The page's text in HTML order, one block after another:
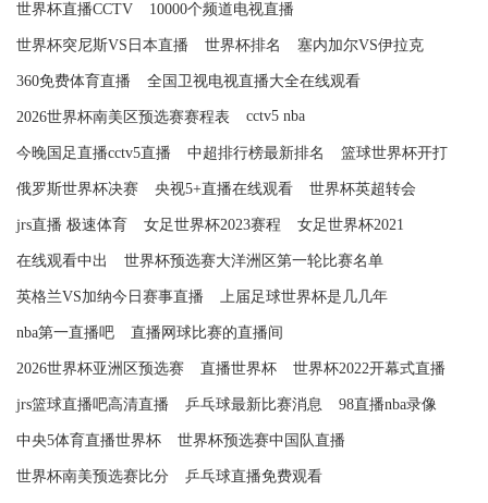
世界杯直播CCTV 10000个频道电视直播
世界杯突尼斯VS日本直播 世界杯排名 塞内加尔VS伊拉克
360免费体育直播 全国卫视电视直播大全在线观看
2026世界杯南美区预选赛赛程表 cctv5 nba
今晚国足直播cctv5直播 中超排行榜最新排名 篮球世界杯开打
俄罗斯世界杯决赛 央视5+直播在线观看 世界杯英超转会
jrs直播 极速体育 女足世界杯2023赛程 女足世界杯2021
在线观看中出 世界杯预选赛大洋洲区第一轮比赛名单
英格兰VS加纳今日赛事直播 上届足球世界杯是几几年
nba第一直播吧 直播网球比赛的直播间
2026世界杯亚洲区预选赛 直播世界杯 世界杯2022开幕式直播
jrs篮球直播吧高清直播 乒乓球最新比赛消息 98直播nba录像
中央5体育直播世界杯 世界杯预选赛中国队直播
世界杯南美预选赛比分 乒乓球直播免费观看